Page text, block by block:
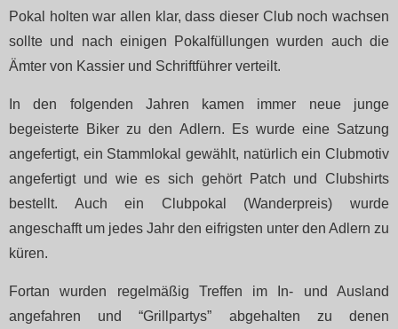
Pokal holten war allen klar, dass dieser Club noch wachsen
sollte und nach einigen Pokalfüllungen wurden auch die
Ämter von Kassier und Schriftführer verteilt.
In den folgenden Jahren kamen immer neue junge
begeisterte Biker zu den Adlern. Es wurde eine Satzung
angefertigt, ein Stammlokal gewählt, natürlich ein Clubmotiv
angefertigt und wie es sich gehört Patch und Clubshirts
bestellt. Auch ein Clubpokal (Wanderpreis) wurde
angeschafft um jedes Jahr den eifrigsten unter den Adlern zu
küren.
Fortan wurden regelmäßig Treffen im In- und Ausland
angefahren und “Grillpartys” abgehalten zu denen